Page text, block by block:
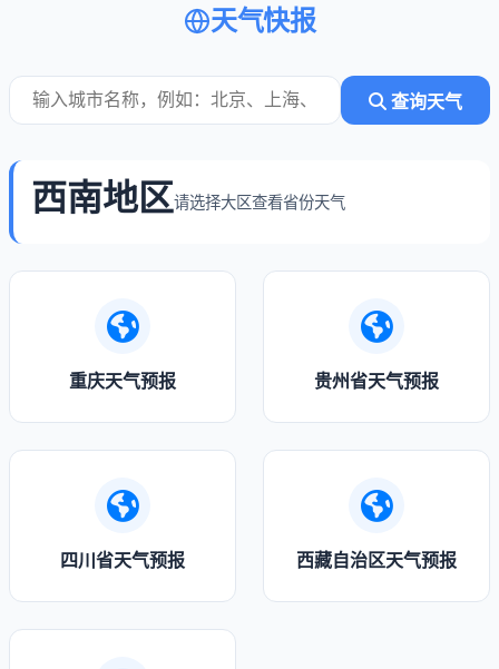
天气快报
查询天气
西南地区请选择大区查看省份天气
重庆天气预报 贵州省天气预报
四川省天气预报 西藏自治区天气预报